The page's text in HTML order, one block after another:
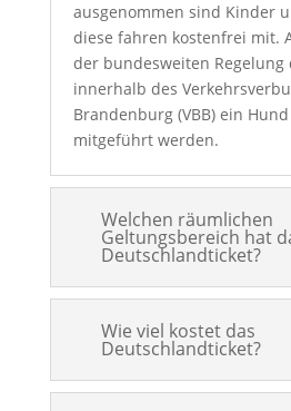
ausgenommen sind Kinder
diese fahren kostenfrei mit.
der bundesweiten Regelung
innerhalb des
Brandenburg (VBB) ein
mitgeführt werden.
Welchen räumlichen
Geltungsbereich hat
Deutschlandticket?
Wie viel kostet das
Deutschlandticket?